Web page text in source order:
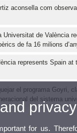
aconsella com
Universitat de València
de fa 16 milions
represents Spain at
el programa Goyri,
del sistema
for us.